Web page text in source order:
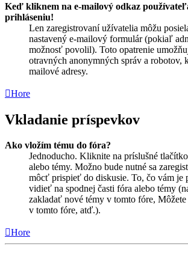
Keď kliknem na e-mailový odkaz
prihláseniu!
Len zaregistrovaní užívatelia môžu
nastavený e-mailový formulár (pokiaľ
možnosť povolil). Toto opatrenie
otravných anonymných správ a robotov,
mailové adresy.
Hore
Vkladanie príspevkov
Ako vložím tému do fóra?
Jednoducho. Kliknite na príslušné
alebo témy. Možno bude nutné sa
môcť prispieť do diskusie. To, čo vám je
vidieť na spodnej časti fóra alebo témy
zakladať nové témy v tomto fóre,
v tomto fóre, atď.).
Hore